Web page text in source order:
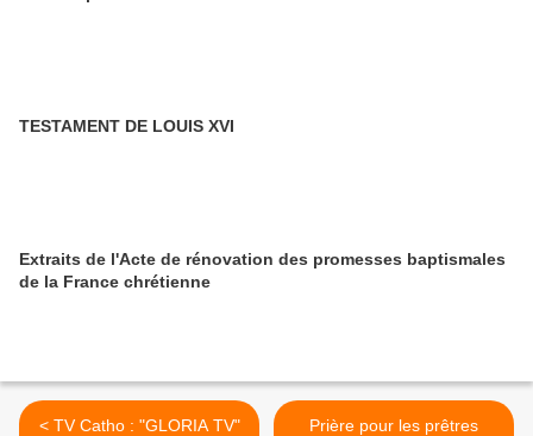
TESTAMENT DE LOUIS XVI
Extraits de l'Acte de rénovation des promesses baptismales
de la France chrétienne
< TV Catho : "GLORIA TV"
Prière pour les prêtres